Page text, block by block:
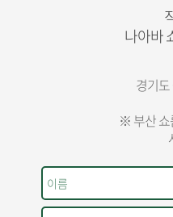
나아바
경기
※ 부산 쇼